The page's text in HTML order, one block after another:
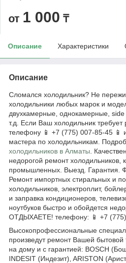
от 1 000 ₸
Описание Характеристики
Описание
Сломался холодильник? Не
холодильники любых марок и
двухкамерные, однокамерные,
т.д. Если Ваш холодильник требует
телефону 📱 +7 (775) 007-85-45 📱
мастера по холодильникам.
холодильников в Алматы .
недорогой ремонт холодильников,
промышленных. Выезд. Гарантия.
Ремонт импортных стиральных и
холодильников, электроплит,
и заправка кондиционеров,
ноутбуков быстро и обойдется
ОТДЫХАЕТЕ! телефону: 📱 +7 (775)
Высокопрофессиональные
произведут ремонт Вашей
на дому и с гарантией: BOSCH
INDESIT (Индезит), ARISTON